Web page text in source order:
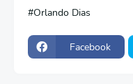
Orlando Dias
Facebook